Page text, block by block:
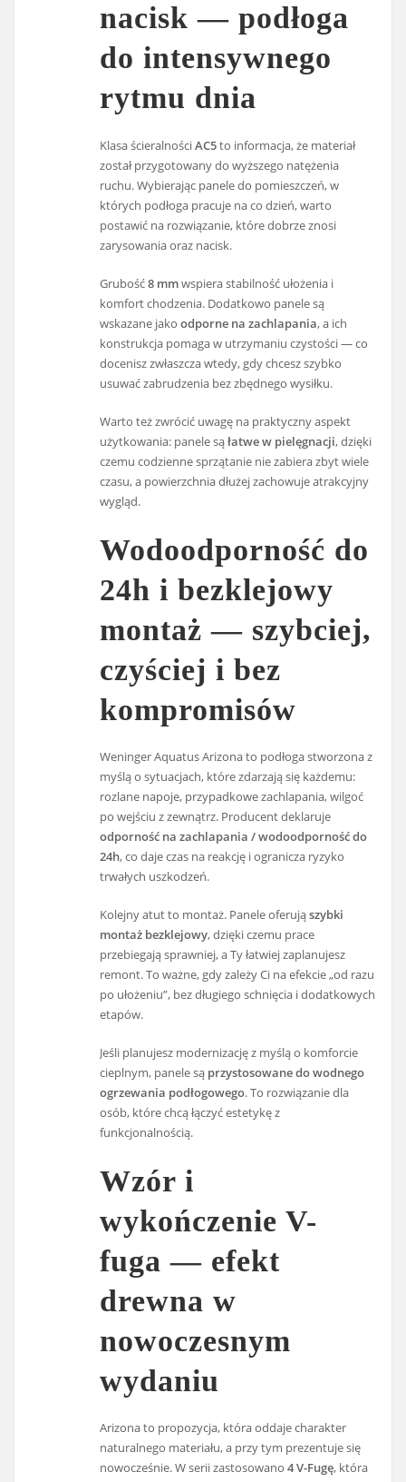
nacisk — podłoga
do intensywnego
rytmu dnia
Klasa ścieralnościAC5to informacja, że materiał
został przygotowany do wyższego natężenia
ruchu. Wybierając panele do pomieszczeń, w
których podłoga pracuje na co dzień, warto
postawić na rozwiązanie, które dobrze znosi
zarysowania oraz nacisk.
Grubość8 mmwspiera stabilność ułożenia i
komfort chodzenia. Dodatkowo panele są
wskazane jakoodporne na zachlapania, a ich
konstrukcja pomaga w utrzymaniu czystości — co
docenisz zwłaszcza wtedy, gdy chcesz szybko
usuwać zabrudzenia bez zbędnego wysiłku.
Warto też zwrócić uwagę na praktyczny aspekt
użytkowania: panele sąłatwe w pielęgnacji, dzięki
czemu codzienne sprzątanie nie zabiera zbyt wiele
czasu, a powierzchnia dłużej zachowuje atrakcyjny
wygląd.
Wodoodporność do
24h i bezklejowy
montaż — szybciej,
czyściej i bez
kompromisów
Weninger Aquatus Arizona to podłoga stworzona z
myślą o sytuacjach, które zdarzają się każdemu:
rozlane napoje, przypadkowe zachlapania, wilgoć
po wejściu z zewnątrz. Producent deklaruje
odporność na zachlapania / wodoodporność do
24h, co daje czas na reakcję i ogranicza ryzyko
trwałych uszkodzeń.
Kolejny atut to montaż. Panele oferująszybki
montaż bezklejowy, dzięki czemu prace
przebiegają sprawniej, a Ty łatwiej zaplanujesz
remont. To ważne, gdy zależy Ci na efekcie „od razu
po ułożeniu”, bez długiego schnięcia i dodatkowych
etapów.
Jeśli planujesz modernizację z myślą o komforcie
cieplnym, panele są przystosowane do wodnego
ogrzewania podłogowego. To rozwiązanie dla
osób, które chcą łączyć estetykę z
funkcjonalnością.
Wzór i
wykończenie V-
fuga — efekt
drewna w
nowoczesnym
wydaniu
Arizona to propozycja, która oddaje charakter
naturalnego materiału, a przy tym prezentuje się
nowocześnie. W serii zastosowano4 V-Fugę, która